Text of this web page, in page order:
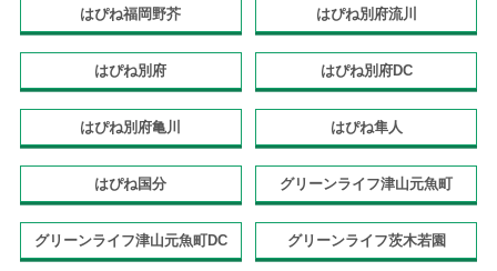
はぴね福岡野芥 はぴね別府流川
はぴね別府 はぴね別府DC
はぴね別府亀川 はぴね隼人
はぴね国分 グリーンライフ津山元魚町
グリーンライフ津山元魚町DC グリーンライフ茨木若園